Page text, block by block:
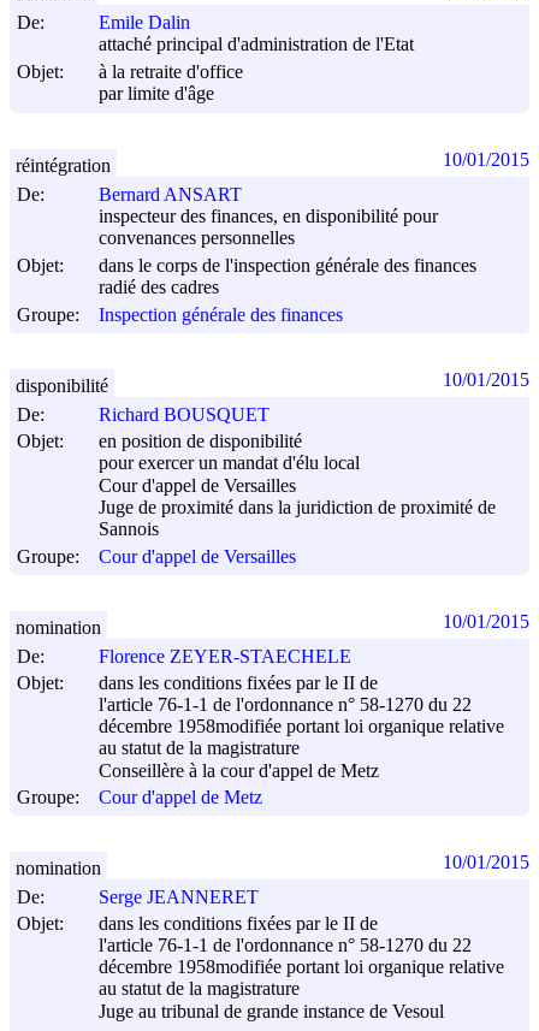
De:
Emile Dalin
attaché principal d'administration de l'Etat
Objet:
à la retraite d'office
par limite d'âge
De:
Bernard ANSART
inspecteur des finances, en disponibilité pour
convenances personnelles
Objet:
dans le corps de l'inspection générale des finances
radié des cadres
Groupe:
Inspection générale des finances
réintégration 10/01/2015
De:
Richard BOUSQUET
Objet:
en position de disponibilité
pour exercer un mandat d'élu local
Cour d'appel de Versailles
Juge de proximité dans la juridiction de proximité de
Sannois
Groupe:
Cour d'appel de Versailles
disponibilité 10/01/2015
De:
Florence ZEYER-STAECHELE
Objet:
dans les conditions fixées par le II de
l'article 76-1-1 de l'ordonnance n° 58-1270 du 22
décembre 1958modifiée portant loi organique relative
au statut de la magistrature
Conseillère à la cour d'appel de Metz
Groupe:
Cour d'appel de Metz
nomination 10/01/2015
De:
Serge JEANNERET
Objet:
dans les conditions fixées par le II de
l'article 76-1-1 de l'ordonnance n° 58-1270 du 22
décembre 1958modifiée portant loi organique relative
au statut de la magistrature
Juge au tribunal de grande instance de Vesoul
nomination 10/01/2015